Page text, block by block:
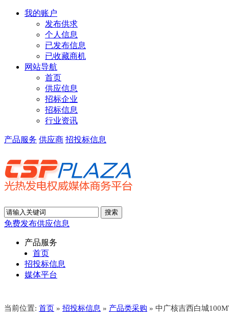
我的账户
发布供求
个人信息
已发布信息
已收藏商机
网站导航
首页
供应信息
招标企业
招标信息
行业资讯
产品服务 供应商 招投标信息
免费发布供应信息
产品服务
首页
招投标信息
媒体平台
当前位置: 首页 » 招投标信息 » 产品类采购 » 中广核吉西白城